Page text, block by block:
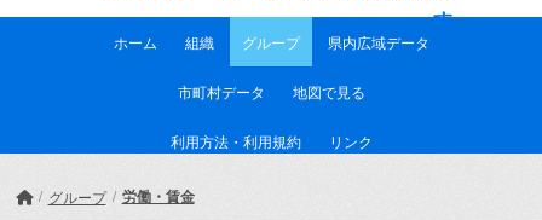
す
ホーム 組織 グループ 県内広域データ
市町村データ 地図で見る
利用方法・利用規約 リンク
グループ 労働・賃金